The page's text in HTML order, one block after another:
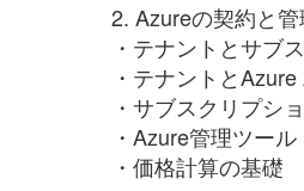
2. Azureの契約と
・テナントとサブ
・テナントと
・サブスクリプシ
・Azure管理ツール
・価格計算の基礎